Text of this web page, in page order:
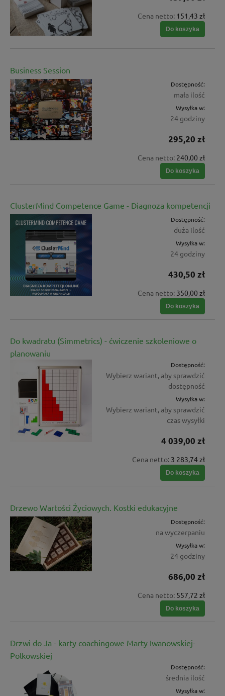
Cena netto: 151,43 zł
Do koszyka
Business Session
Dostępność:
mała ilość
Wysyłka w:
24 godziny
295,20 zł
Cena netto: 240,00 zł
Do koszyka
ClusterMind Competence Game - Diagnoza kompetencji
Dostępność:
duża ilość
Wysyłka w:
24 godziny
430,50 zł
Cena netto: 350,00 zł
Do koszyka
Do kwadratu (Simmetrics) - ćwiczenie szkoleniowe o
planowaniu
Dostępność:
Wybierz wariant, aby sprawdzić
dostępność
Wysyłka w:
Wybierz wariant, aby sprawdzić
czas wysyłki
4 039,00 zł
Cena netto: 3 283,74 zł
Do koszyka
Drzewo Wartości Życiowych. Kostki edukacyjne
Dostępność:
na wyczerpaniu
Wysyłka w:
24 godziny
686,00 zł
Cena netto: 557,72 zł
Do koszyka
Drzwi do Ja - karty coachingowe Marty Iwanowskiej-
Polkowskiej
Dostępność:
średnia ilość
Wysyłka w: